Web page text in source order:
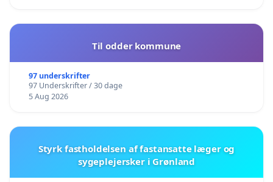
Til odder kommune
97 underskrifter
97 Underskrifter / 30 dage
5 Aug 2026
Styrk fastholdelsen af fastansatte læger og
sygeplejersker i Grønland